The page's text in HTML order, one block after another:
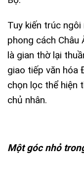
Tuy kiến trúc
phong cách Châu
là gian thờ lại
giao tiếp văn hóa
chọn lọc thể hiện
chủ nhân.
Một góc nhỏ